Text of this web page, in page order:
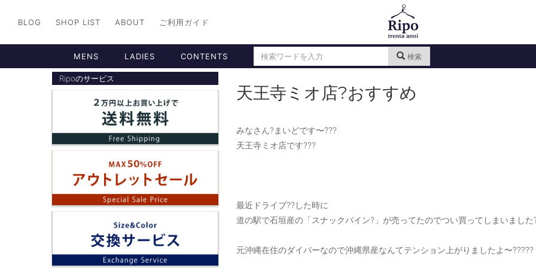
BLOG SHOP LIST ABOUT ご利用ガイド
MENS LADIES CONTENTS 検索
Ripoのサービス
天王寺ミオ店?おすすめ
みなさん?まいどです〜???
天王寺ミオ店です???
最近ドライブ??した時に
道の駅で石垣産の「スナックパイン?」が売ってたのでつい買ってしまいました
元沖縄在住のダイバーなので沖縄県産なんてテンション上がりましたよ〜?????